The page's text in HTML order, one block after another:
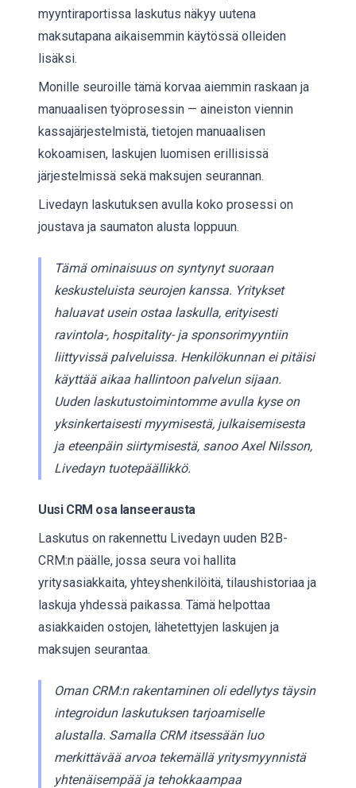
myyntiraportissa laskutus näkyy uutena
maksutapana aikaisemmin käytössä olleiden
lisäksi.
Monille seuroille tämä korvaa aiemmin raskaan ja
manuaalisen työprosessin — aineiston viennin
kassajärjestelmistä, tietojen manuaalisen
kokoamisen, laskujen luomisen erillisissä
järjestelmissä sekä maksujen seurannan.
Livedayn laskutuksen avulla koko prosessi on
joustava ja saumaton alusta loppuun.
Tämä ominaisuus on syntynyt suoraan
keskusteluista seurojen kanssa. Yritykset
haluavat usein ostaa laskulla, erityisesti
ravintola-, hospitality- ja sponsorimyyntiin
liittyvissä palveluissa. Henkilökunnan ei pitäisi
käyttää aikaa hallintoon palvelun sijaan.
Uuden laskutustoimintomme avulla kyse on
yksinkertaisesti myymisestä, julkaisemisesta
ja eteenpäin siirtymisestä, sanoo Axel Nilsson,
Livedayn tuotepäällikkö.
Uusi CRM osa lanseerausta
Laskutus on rakennettu Livedayn uuden B2B-
CRM:n päälle, jossa seura voi hallita
yritysasiakkaita, yhteyshenkilöitä, tilaushistoriaa ja
laskuja yhdessä paikassa. Tämä helpottaa
asiakkaiden ostojen, lähetettyjen laskujen ja
maksujen seurantaa.
Oman CRM:n rakentaminen oli edellytys täysin
integroidun laskutuksen tarjoamiselle
alustalla. Samalla CRM itsessään luo
merkittävää arvoa tekemällä yritysmyynnistä
yhtenäisempää ja tehokkaampaa